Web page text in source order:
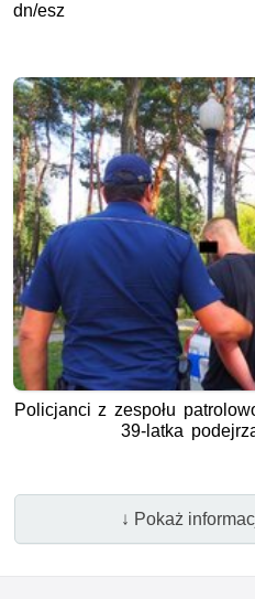
dn/esz
Policjanci z zespołu
39-latka
↓ Pokaż